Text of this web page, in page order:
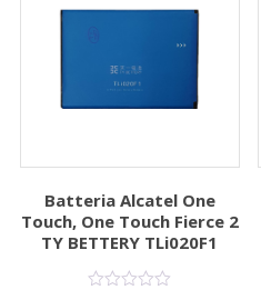
Batteria Alcatel One
Touch, One Touch Fierce 2
TY BETTERY TLi020F1